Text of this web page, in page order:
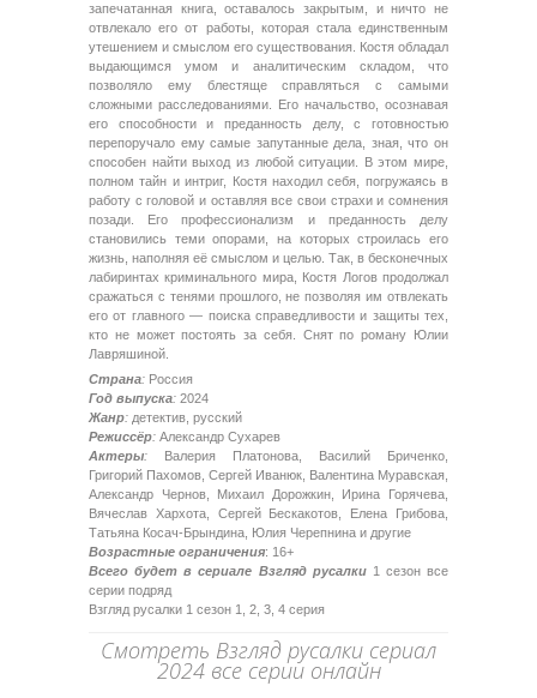
запечатанная книга, оставалось закрытым, и ничто не
отвлекало его от работы, которая стала единственным
утешением и смыслом его существования. Костя обладал
выдающимся умом и аналитическим складом, что
позволяло ему блестяще справляться с самыми
сложными расследованиями. Его начальство, осознавая
его способности и преданность делу, с готовностью
перепоручало ему самые запутанные дела, зная, что он
способен найти выход из любой ситуации. В этом мире,
полном тайн и интриг, Костя находил себя, погружаясь в
работу с головой и оставляя все свои страхи и сомнения
позади. Его профессионализм и преданность делу
становились теми опорами, на которых строилась его
жизнь, наполняя её смыслом и целью. Так, в бесконечных
лабиринтах криминального мира, Костя Логов продолжал
сражаться с тенями прошлого, не позволяя им отвлекать
его от главного — поиска справедливости и защиты тех,
кто не может постоять за себя. Снят по роману Юлии
Лавряшиной.
Страна: Россия
Год выпуска: 2024
Жанр: детектив, русский
Режиссёр: Александр Сухарев
Актеры: Валерия Платонова, Василий Бриченко,
Григорий Пахомов, Сергей Иванюк, Валентина Муравская,
Александр Чернов, Михаил Дорожкин, Ирина Горячева,
Вячеслав Хархота, Сергей Бескакотов, Елена Грибова,
Татьяна Косач-Брындина, Юлия Черепнина и другие
Возрастные ограничения: 16+
Всего будет в сериале Взгляд русалки1 сезон все
серии подряд
Взгляд русалки 1 сезон 1, 2, 3, 4 серия
Смотреть Взгляд русалки сериал
2024 все серии онлайн